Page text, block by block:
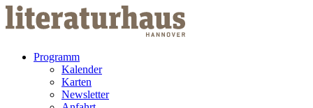
Weiter zum Inhalt
Programm
Kalender
Karten
Newsletter